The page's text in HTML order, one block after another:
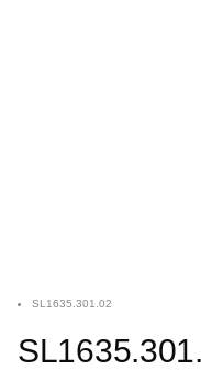
SL1635.301.02